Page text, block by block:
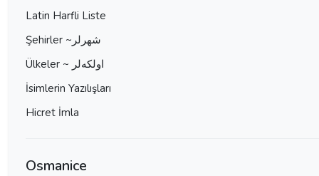
Latin Harfli Liste
Şehirler ~شهرلر
Ülkeler ~ اولكه‌لر
İsimlerin Yazılışları
Hicret İmla
Osmanice